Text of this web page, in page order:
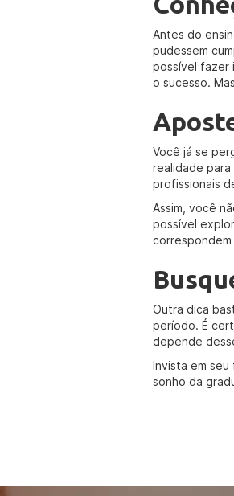
Antes do
pudessem
possível fazer
o sucesso.
Você já se
realidade
profissionais
Assim, você
possível
correspondem
Outra dica
período. É
depende
Invista em
sonho da